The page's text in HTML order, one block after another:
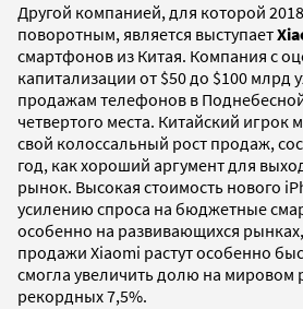
Другой компанией, для которой
поворотным, является выступает
смартфонов из Китая. Компания с
капитализации от $50 до $100 млрд
продажам телефонов в
четвертого места. Китайский игрок
свой колоссальный рост продаж,
год, как хороший аргумент для
рынок. Высокая стоимость нового
усилению спроса на бюджетные
особенно на развивающихся
продажи Xiaomi растут особенно
смогла увеличить долю на мировом
рекордных 7,5%.